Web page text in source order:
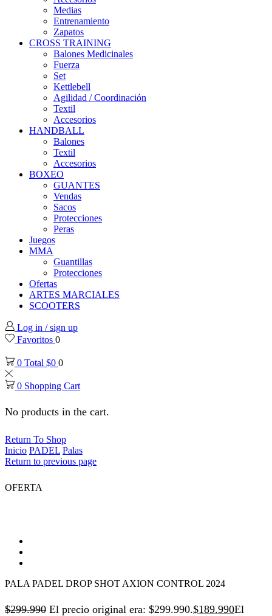
Medias
Entrenamiento
Zapatos
CROSS TRAINING
Balones Medicinales
Fuerza
Set
Kettlebell
Agilidad / Coordinación
Textil
Accesorios
HANDBALL
Balones
Textil
Accesorios
BOXEO
GUANTES
Vendas
Sacos
Protecciones
Peras
Juegos
MMA
Guantillas
Protecciones
Ofertas
ARTES MARCIALES
SCOOTERS
Log in / sign up
Favoritos 0
0 Total $0 0
0 Shopping Cart
No products in the cart.
Return To Shop
Inicio PADEL Palas
Return to previous page
OFERTA
PALA PADEL DROP SHOT AXION CONTROL 2024
$299.990 El precio original era: $299.990.$189.990El